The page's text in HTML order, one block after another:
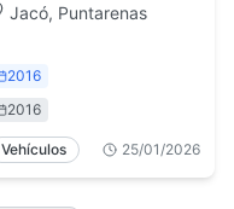
Jacó, Puntarenas
2016
2016
Vehículos 25/01/2026